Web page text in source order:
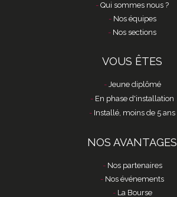
Qui sommes nous ?
Nos équipes
Nos sections
VOUS ÊTES
Jeune diplômé
En phase d'installation
Installé, moins de 5 ans
NOS AVANTAGES
Nos partenaires
Nos événements
La Bourse